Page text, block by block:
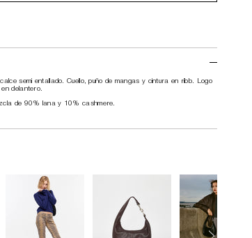
semi entallado. Cuello, puño de mangas y cintura en ribb. Logo
delantero.
de 90% lana y 10% cashmere.